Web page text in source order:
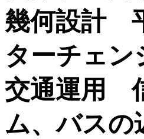
幾何設計
ターチェン
交通運用
ム、バスの